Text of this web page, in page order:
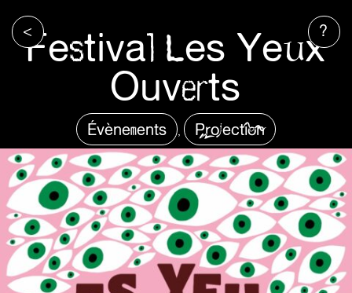
< ?
Festival Les Yeux
Ouverts
Évènements Projection